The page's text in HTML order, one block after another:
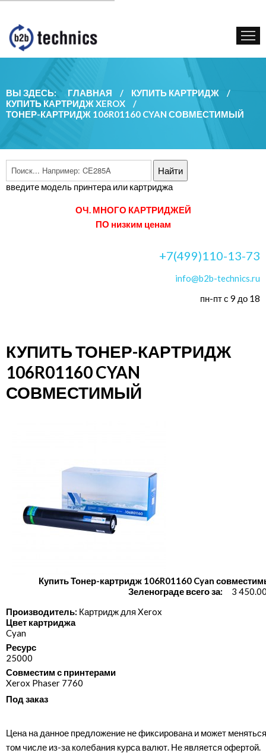
КУПИТЬ КАРТРИДЖ
ГОС. УЧРЕЖДЕНИЯМ
КОНТАКТЫ
ВЫ ЗДЕСЬ: ГЛАВНАЯ / КУПИТЬ КАРТРИДЖ
/
КУПИТЬ КАРТРИДЖ XEROX
/
ТОНЕР-КАРТРИДЖ 106R01160 CYAN СОВМЕСТИМЫЙ
введите модель принтера или картриджа
ОЧ. МНОГО КАРТРИДЖЕЙ
ПО низким ценам
+7(499)110-13-73
info@b2b-technics.ru
пн-пт с 9 до 18
КУПИТЬ ТОНЕР-КАРТРИДЖ
106R01160 CYAN
СОВМЕСТИМЫЙ
Купить Тонер-картридж 106R01160 Cyan
Зеленограде всего за:
3
Производитель: Картридж для Xerox
Цвет картриджа
Cyan
Ресурс
25000
Совместим с принтерами
Xerox Phaser 7760
Под заказ
Цена на данное предложение не фиксирована и может
том числе из-за колебания курса валют. Не является офертой.